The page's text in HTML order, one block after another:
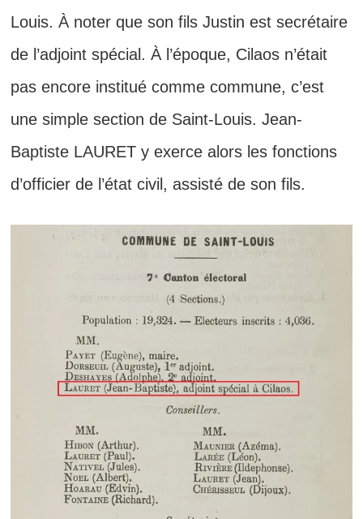
Louis. À noter que son fils Justin est secrétaire
de l’adjoint spécial. À l’époque, Cilaos n’était
pas encore institué comme commune, c’est
une simple section de Saint-Louis. Jean-
Baptiste LAURET y exerce alors les fonctions
d’officier de l’état civil, assisté de son fils.